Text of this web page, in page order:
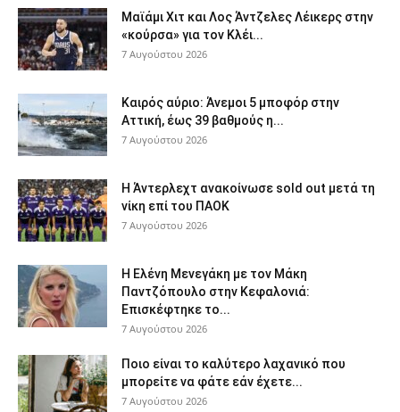
Μαϊάμι Χιτ και Λος Άντζελες Λέικερς στην
«κούρσα» για τον Κλέι...
7 Αυγούστου 2026
Καιρός αύριο: Άνεμοι 5 μποφόρ στην
Αττική, έως 39 βαθμούς η...
7 Αυγούστου 2026
Η Άντερλεχτ ανακοίνωσε sold out μετά τη
νίκη επί του ΠΑΟΚ
7 Αυγούστου 2026
Η Ελένη Μενεγάκη με τον Μάκη
Παντζόπουλο στην Κεφαλονιά:
Επισκέφτηκε το...
7 Αυγούστου 2026
Ποιο είναι το καλύτερο λαχανικό που
μπορείτε να φάτε εάν έχετε...
7 Αυγούστου 2026